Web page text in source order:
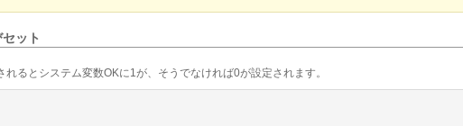
ット
れるとシステム変数OKに1が、そうでなければ0が設定されます。